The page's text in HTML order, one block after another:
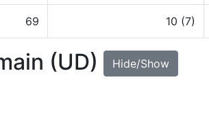
69 10 (7)
(UD) Hide/Show